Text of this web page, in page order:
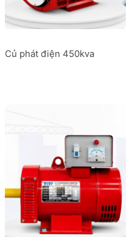
Củ phát điện 450kva